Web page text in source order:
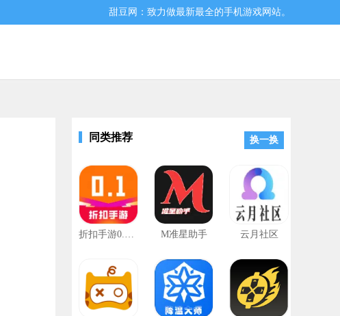
甜豆网：致力做最新最全的手机游戏网站。
同类推荐 换一换
折扣手游0.1折 M准星助手 云月社区